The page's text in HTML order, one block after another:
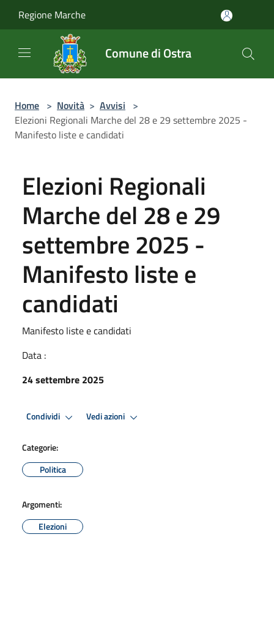
Regione Marche
Comune di Ostra
Home > Novità > Avvisi >
Elezioni Regionali Marche del 28 e 29 settembre 2025 -
Manifesto liste e candidati
Elezioni Regionali
Marche del 28 e 29
settembre 2025 -
Manifesto liste e
candidati
Manifesto liste e candidati
Data :
24 settembre 2025
Condividi Vedi azioni
Categorie:
Politica
Argomenti:
Elezioni